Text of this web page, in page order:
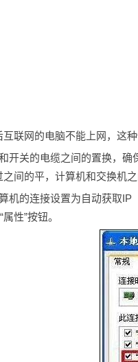
联网的电脑不能上网，这
开关的电缆之间的置换，
间的平，计算机和交换机之
机的连接设置为自动获取
性”按钮。